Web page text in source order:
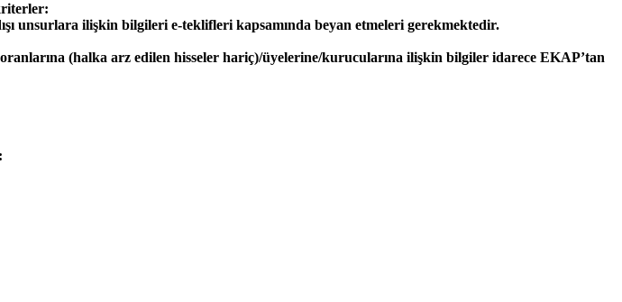
unsurlara ilişkin bilgileri e-teklifleri kapsamında beyan etmeleri gerekmektedir.
(halka arz edilen hisseler hariç)/üyelerine/kurucularına ilişkin bilgiler idarece EKAP’tan